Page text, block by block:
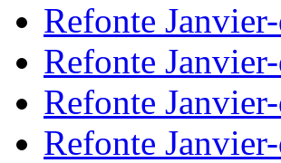
Refonte
Refonte
Refonte
Refonte